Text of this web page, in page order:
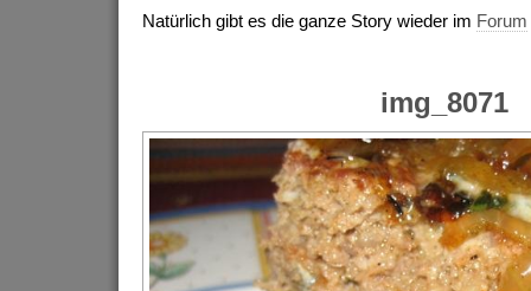
Natürlich gibt es die ganze Story wieder im Forum
img_8071